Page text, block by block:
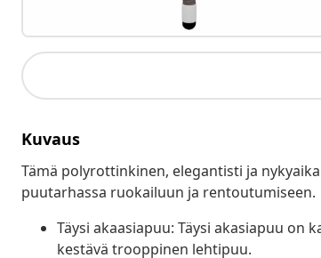
Kuvaus
Tämä polyrottinkinen, elegantisti ja
puutarhassa ruokailuun ja rentoutumiseen.
Täysi akaasiapuu: Täysi akasiapuu on
kestävä trooppinen lehtipuu.